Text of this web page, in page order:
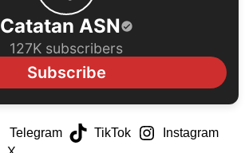
Catatan ASN
127K subscribers
Subscribe
Telegram TikTok
Instagram